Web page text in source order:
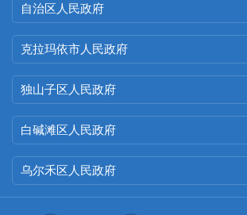
自治区人民政府
克拉玛依市人民政府
独山子区人民政府
白碱滩区人民政府
乌尔禾区人民政府